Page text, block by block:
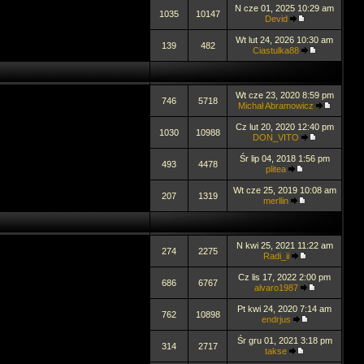
1035 10147
N cze 01, 2025 10:29 am
Devid
139 482
Wt lut 24, 2026 10:30 am
Ciastulka88
746 5718
Wt cze 23, 2020 8:59 pm
Michał Abramowicz
1030 10988
Cz lut 20, 2020 12:40 pm
DON_VITO
493 4478
Śr lip 04, 2018 1:56 pm
plitea
207 1319
Wt cze 25, 2019 10:08 am
merllin
274 2275
N kwi 25, 2021 11:22 am
Radi_ii
686 6767
Cz lis 17, 2022 2:00 pm
alvaro1987
762 10898
Pt kwi 24, 2020 7:14 am
endrjus
314 2717
Śr gru 01, 2021 3:18 pm
takse